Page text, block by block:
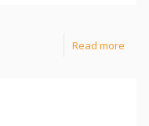
Read more